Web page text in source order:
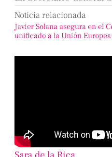
Noticia relacionada
Javier Solana asegura en el
unificado a la Unión Europea